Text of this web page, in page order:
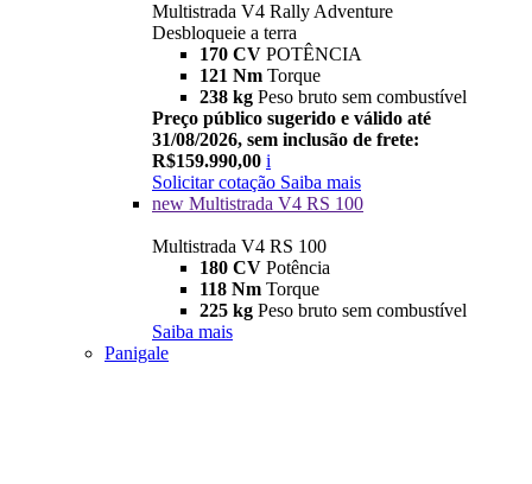
Multistrada V4 Rally Adventure
Desbloqueie a terra
170 CV POTÊNCIA
121 Nm Torque
238 kg Peso bruto sem combustível
Preço público sugerido e válido até
31/08/2026, sem inclusão de frete:
R$159.990,00 i
Solicitar cotação Saiba mais
new Multistrada V4 RS 100
Multistrada V4 RS 100
180 CV Potência
118 Nm Torque
225 kg Peso bruto sem combustível
Saiba mais
Panigale